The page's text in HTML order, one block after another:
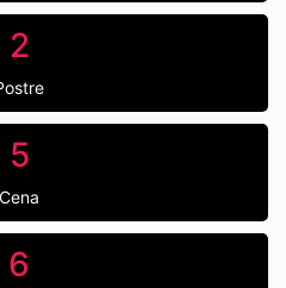
2
5
Cena
6